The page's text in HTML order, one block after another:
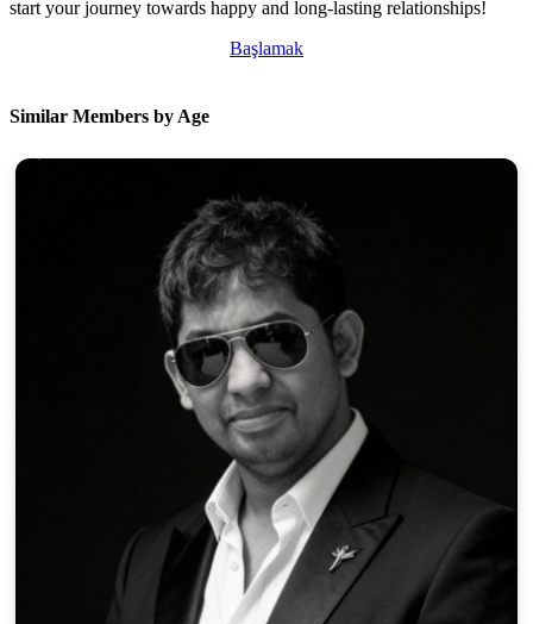
start your journey towards happy and long-lasting relationships!
Başlamak
Similar Members by Age